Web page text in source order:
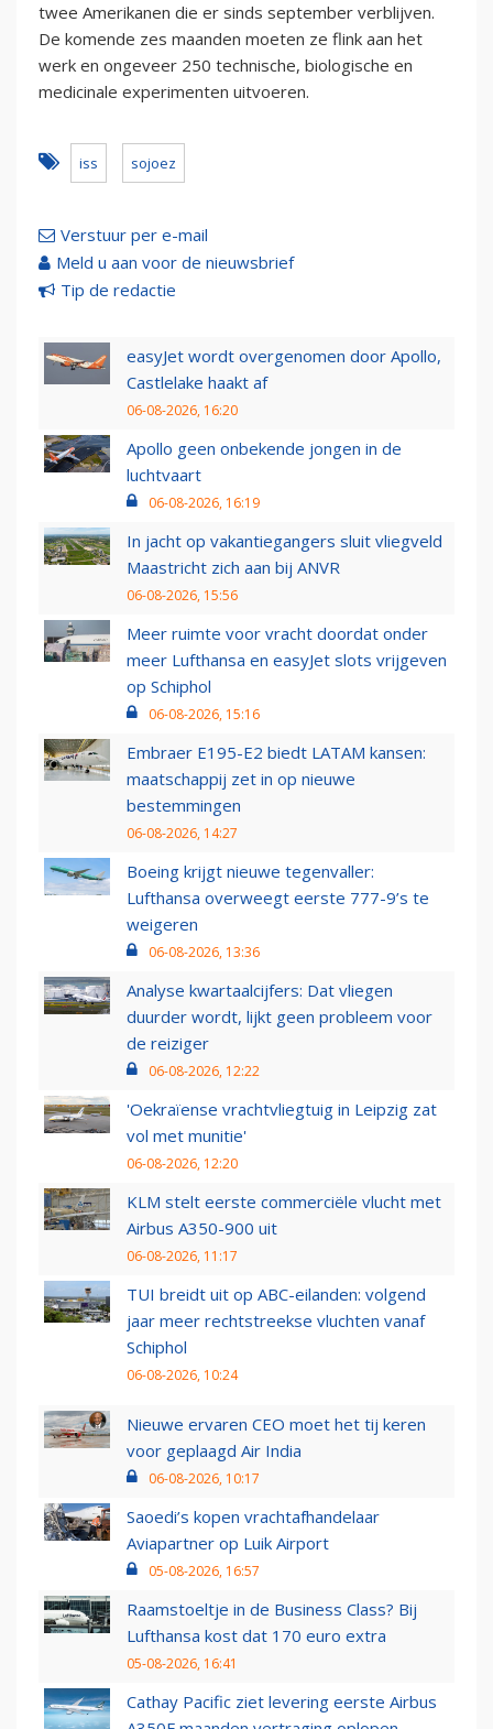
twee Amerikanen die er sinds september verblijven.
De komende zes maanden moeten ze flink aan het
werk en ongeveer 250 technische, biologische en
medicinale experimenten uitvoeren.
iss sojoez
Verstuur per e-mail
Meld u aan voor de nieuwsbrief
Tip de redactie
easyJet wordt overgenomen door Apollo,
Castlelake haakt af
06-08-2026, 16:20
Apollo geen onbekende jongen in de
luchtvaart
06-08-2026, 16:19
In jacht op vakantiegangers sluit vliegveld
Maastricht zich aan bij ANVR
06-08-2026, 15:56
Meer ruimte voor vracht doordat onder
meer Lufthansa en easyJet slots vrijgeven
op Schiphol
06-08-2026, 15:16
Embraer E195-E2 biedt LATAM kansen:
maatschappij zet in op nieuwe
bestemmingen
06-08-2026, 14:27
Boeing krijgt nieuwe tegenvaller:
Lufthansa overweegt eerste 777-9’s te
weigeren
06-08-2026, 13:36
Analyse kwartaalcijfers: Dat vliegen
duurder wordt, lijkt geen probleem voor
de reiziger
06-08-2026, 12:22
'Oekraïense vrachtvliegtuig in Leipzig zat
vol met munitie'
06-08-2026, 12:20
KLM stelt eerste commerciële vlucht met
Airbus A350-900 uit
06-08-2026, 11:17
TUI breidt uit op ABC-eilanden: volgend
jaar meer rechtstreekse vluchten vanaf
Schiphol
06-08-2026, 10:24
Nieuwe ervaren CEO moet het tij keren
voor geplaagd Air India
06-08-2026, 10:17
Saoedi’s kopen vrachtafhandelaar
Aviapartner op Luik Airport
05-08-2026, 16:57
Raamstoeltje in de Business Class? Bij
Lufthansa kost dat 170 euro extra
05-08-2026, 16:41
Cathay Pacific ziet levering eerste Airbus